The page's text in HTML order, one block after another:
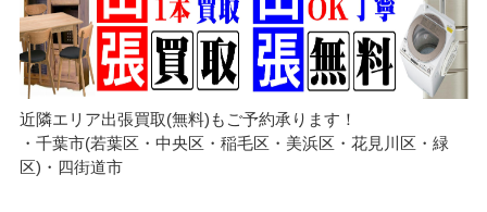
近隣エリア出張買取(無料)もご予約承ります！
・千葉市(若葉区・中央区・稲毛区・美浜区・花見川区・緑
区)・四街道市